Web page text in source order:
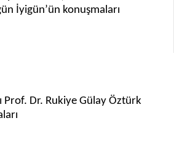
İyigün’ün konuşmaları
Prof. Dr. Rukiye Gülay Öztürk